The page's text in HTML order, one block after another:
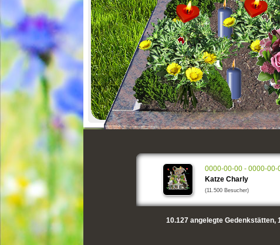
0000-00-00 - 0000-00-
Katze Charly
(11.500 Besucher)
10.127angelegte Gedenkstätten,